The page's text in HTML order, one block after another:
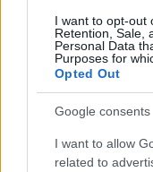
I want to opt-out
Retention, Sale,
Personal Data
Purposes for
Opted Out
Google consents
I want to allow
related to
Rafael Oliveira · 9 ago 2026
NÃO CLASSIFICADO